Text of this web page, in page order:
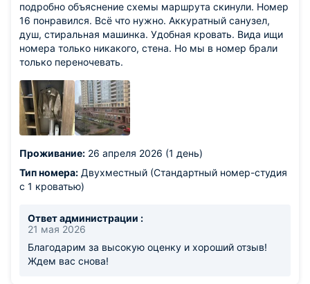
подробно объяснение схемы маршрута скинули. Номер
16 понравился. Всё что нужно. Аккуратный санузел,
душ, стиральная машинка. Удобная кровать. Вида ищи
номера только никакого, стена. Но мы в номер брали
только переночевать.
Проживание: 26 апреля 2026 (1 день)
Тип номера: Двухместный (Стандартный номер-студия
с 1 кроватью)
Ответ администрации :
21 мая 2026
Благодарим за высокую оценку и хороший отзыв!
Ждем вас снова!